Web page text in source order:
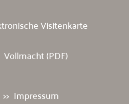
Visitenkarte
Vollmacht (PDF)
Impressum